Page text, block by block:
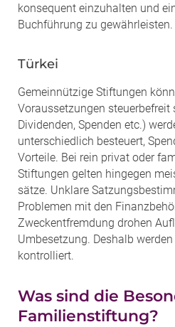
konsequent einzuhalten und
Buchführung zu gewährleisten.
Türkei
Gemeinnützige Stiftungen
Voraussetzungen steuerbefreit
Dividenden, Spenden etc.)
unterschiedlich besteuert,
Vorteile. Bei rein privat oder
Stiftungen gelten hingegen
sätze. Unklare
Problemen mit den
Zweckentfremdung drohen
Umbesetzung. Deshalb
kontrolliert.
Was sind die
Familienstiftung?